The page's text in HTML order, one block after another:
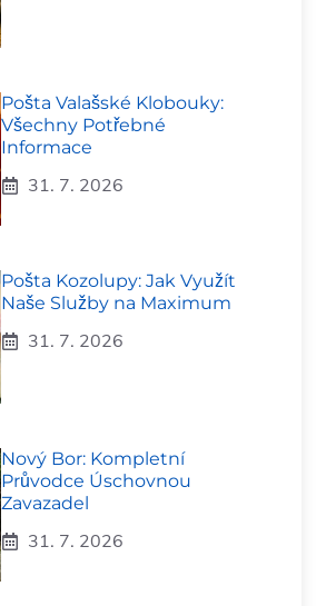
Pošta Valašské Klobouky:
Všechny Potřebné
Informace
31. 7. 2026
Pošta Kozolupy: Jak Využít
Naše Služby na Maximum
31. 7. 2026
Nový Bor: Kompletní
Průvodce Úschovnou
Zavazadel
31. 7. 2026